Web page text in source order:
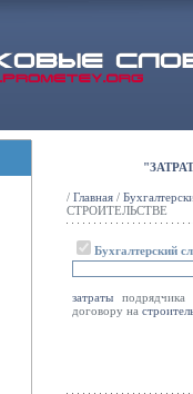
/ Главная /
СТРОИТЕЛЬСТВЕ
Бухгалтерский
затраты подрядчика
договору на